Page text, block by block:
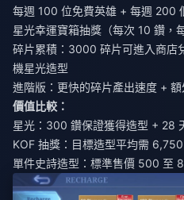
每週 100 位免費英雄 + 每週 200
星光幸運寶箱抽獎（每次 10 鑽，
碎片累積：3000 碎片可進入商店
機星光造型
進階版：更快的碎片產出速度 +
價值比較：
星光：300 鑽保證獲得造型 + 28
KOF 抽獎：目標造型平均需
單件史詩造型：標準售價 500 至